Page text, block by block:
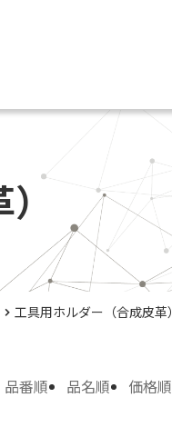
工具用ホルダー（合成皮革）
品番順 品名順 価格順